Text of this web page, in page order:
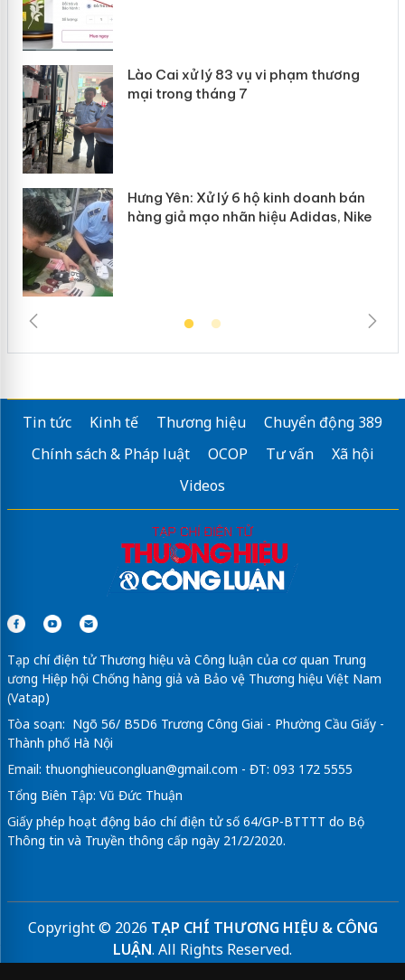
Lào Cai xử lý 83 vụ vi phạm thương
mại trong tháng 7
Hưng Yên: Xử lý 6 hộ kinh doanh bán
hàng giả mạo nhãn hiệu Adidas, Nike
Tin tức Kinh tế Thương hiệu
Chuyển động 389
Chính sách & Pháp luật
OCOP Tư vấn
Xã hội
Videos
Tạp chí điện tử Thương hiệu và Công luận của cơ quan Trung
ương Hiệp hội Chống hàng giả và Bảo vệ Thương hiệu Việt Nam
(Vatap)
Tòa soạn: Ngõ 56/ B5D6 Trương Công Giai - Phường Cầu Giấy -
Thành phố Hà Nội
Email: thuonghieucongluan@gmail.com - ĐT: 093 172 5555
Tổng Biên Tập: Vũ Đức Thuận
Giấy phép hoạt động báo chí điện tử số 64/GP-BTTTT do Bộ
Thông tin và Truyền thông cấp ngày 21/2/2020.
Copyright © 2026 TẠP CHÍ THƯƠNG HIỆU & CÔNG
LUẬN. All Rights Reserved.